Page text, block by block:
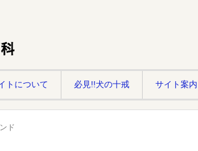
トについて 必見!!犬の十戒 サイト案内
ド